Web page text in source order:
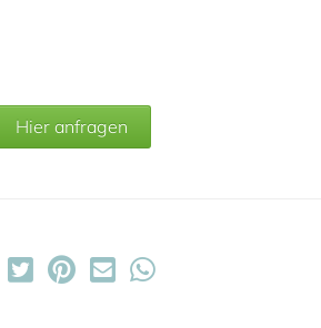
Hier anfragen